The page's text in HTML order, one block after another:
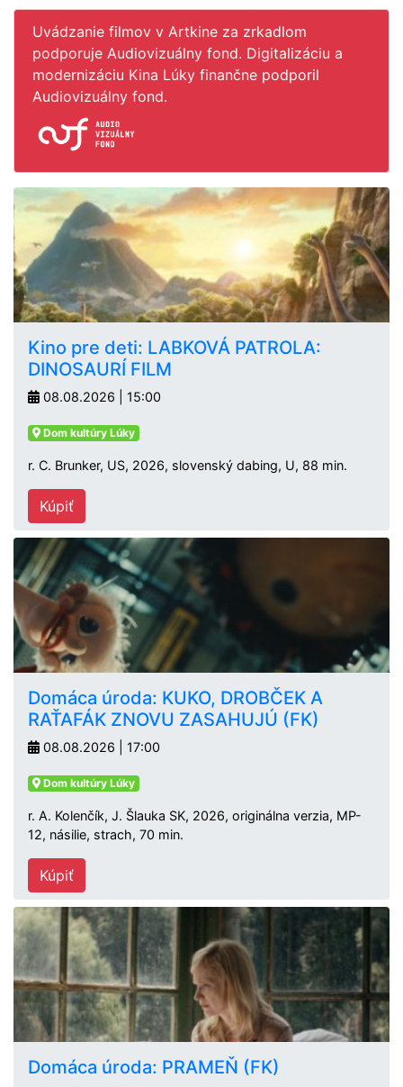
Uvádzanie filmov v Artkine za zrkadlom
podporuje Audiovizuálny fond. Digitalizáciu a
modernizáciu Kina Lúky finančne podporil
Audiovizuálny fond.
Kino pre deti: LABKOVÁ PATROLA:
DINOSAURÍ FILM
08.08.2026 | 15:00
Dom kultúry Lúky
r. C. Brunker, US, 2026, slovenský dabing, U, 88 min.
Kúpiť
Domáca úroda: KUKO, DROBČEK A
RAŤAFÁK ZNOVU ZASAHUJÚ (FK)
08.08.2026 | 17:00
Dom kultúry Lúky
r. A. Kolenčík, J. Šlauka SK, 2026, originálna verzia, MP-
12, násilie, strach, 70 min.
Kúpiť
Domáca úroda: PRAMEŇ (FK)